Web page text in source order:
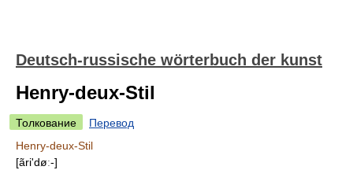
Deutsch-russische wörterbuch der kunst
Henry-deux-Stil
Толкование
Перевод
Henry-deux-Stil
[ãri'døː-]